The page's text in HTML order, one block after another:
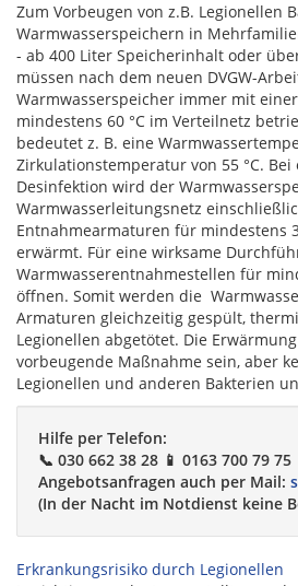
Zum Vorbeugen von z.B. Legionellen
Warmwasserspeichern in
- ab 400 Liter Speicherinhalt oder
müssen nach dem neuen DVGW-
Warmwasserspeicher immer mit
mindestens 60 °C im Verteilnetz
bedeutet z. B. eine
Zirkulationstemperatur von 55 °C.
Desinfektion wird der
Warmwasserleitungsnetz
Entnahmearmaturen für mindestens
erwärmt. Für eine wirksame
Warmwasserentnahmestellen für
öffnen. Somit werden die
Armaturen gleichzeitig gespült,
Legionellen abgetötet. Die
vorbeugende Maßnahme sein, aber
Legionellen und anderen Bakterien
Hilfe per Telefon:
📞 030 662 38 28 📱 0163 700 79 75
Angebotsanfragen auch per Mail:
(In der Nacht im Notdienst keine
Erkrankungsrisiko durch Legionellen